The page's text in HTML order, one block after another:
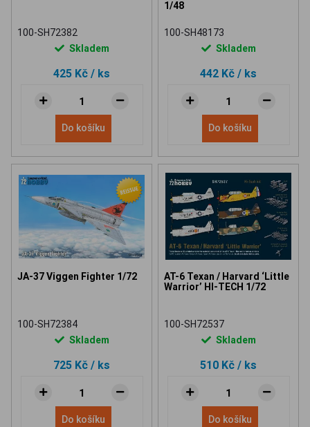
100-SH72382
Skladem
425 Kč / ks
Do košíku
1/48
100-SH48173
Skladem
442 Kč / ks
Do košíku
JA-37 Viggen Fighter 1/72
100-SH72384
Skladem
725 Kč / ks
Do košíku
AT-6 Texan / Harvard ‘Little
Warrior’ HI-TECH 1/72
100-SH72537
Skladem
510 Kč / ks
Do košíku